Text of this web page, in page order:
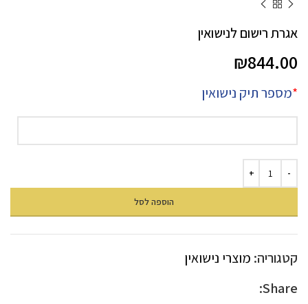
אגרת רישום לנישואין
₪844.00
*מספר תיק נישואין
הוספה לסל
קטגוריה: מוצרי נישואין
Share: